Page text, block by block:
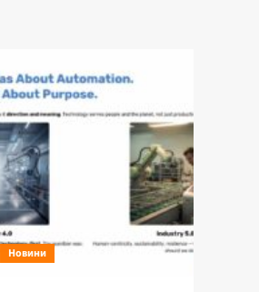
Новини